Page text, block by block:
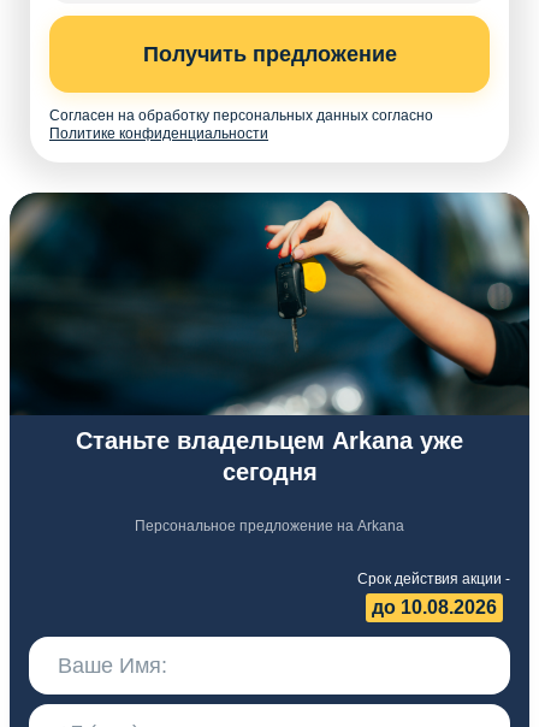
Получить предложение
Согласен на обработку персональных данных согласно
Политике конфиденциальности
Станьте владельцем Arkana уже
сегодня
Персональное предложение на Arkana
Срок действия акции -
до 10.08.2026